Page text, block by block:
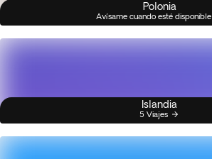
Polonia
Avísame cuando esté disponible
Islandia
5 Viajes